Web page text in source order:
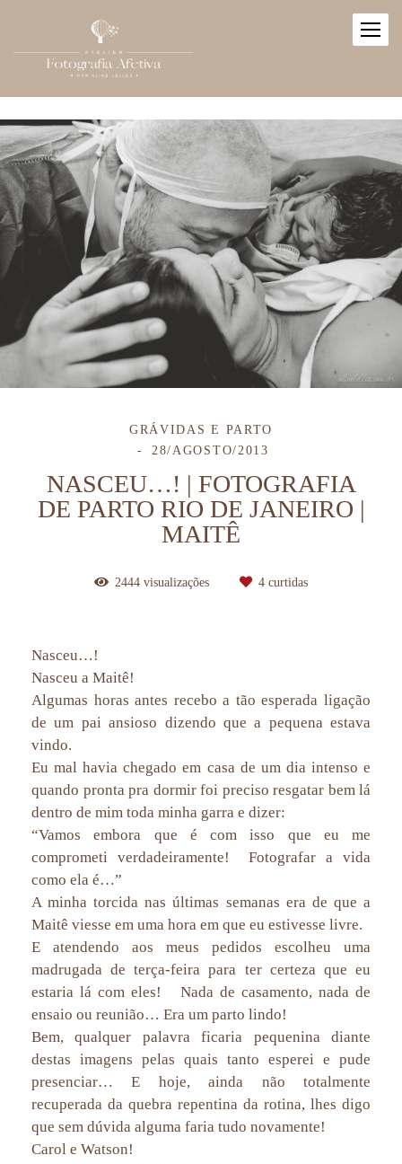
GRÁVIDAS E PARTO
28/AGOSTO/2013
NASCEU…! | FOTOGRAFIA
DE PARTO RIO DE JANEIRO |
MAITÊ
2444 visualizações 4 curtidas
Nasceu…!
Nasceu a Maitê!
Algumas horas antes recebo a tão esperada ligação
de um pai ansioso dizendo que a pequena estava
vindo.
Eu mal havia chegado em casa de um dia intenso e
quando pronta pra dormir foi preciso resgatar bem lá
dentro de mim toda minha garra e dizer:
“Vamos embora que é com isso que eu me
comprometi verdadeiramente! Fotografar a vida
como ela é…”
A minha torcida nas últimas semanas era de que a
Maitê viesse em uma hora em que eu estivesse livre.
E atendendo aos meus pedidos escolheu uma
madrugada de terça-feira para ter certeza que eu
estaria lá com eles! Nada de casamento, nada de
ensaio ou reunião… Era um parto lindo!
Bem, qualquer palavra ficaria pequenina diante
destas imagens pelas quais tanto esperei e pude
presenciar… E hoje, ainda não totalmente
recuperada da quebra repentina da rotina, lhes digo
que sem dúvida alguma faria tudo novamente!
Carol e Watson!